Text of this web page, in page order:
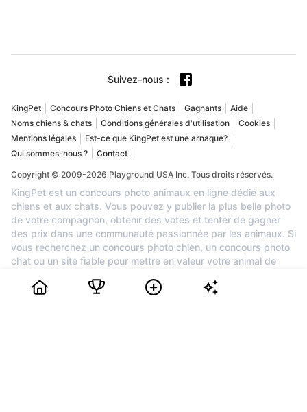
Suivez-nous :
KingPet Concours Photo Chiens et Chats Gagnants
Aide
Noms chiens & chats
Conditions générales d'utilisation
Cookies
Mentions légales
Est-ce que KingPet est une arnaque?
Qui sommes-nous ?
Contact
Copyright © 2009-2026 Playground USA Inc. Tous droits réservés.
KingPet est un concours photo animaux en ligne dédié aux
chiens et aux chats. Vous pouvez y publier la plus belle photo
de votre compagnon, obtenir des votes et tenter de gagner
des prix dans une communauté passionnée par les animaux. Si
vous recherchez un concours photo chien, un concours photo
chat ou un site fiable pour mettre en valeur votre animal de
gratuite : créez votre profil, ajoutez les photos de votre animal,